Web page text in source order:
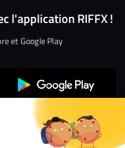
l'application RIFFX !
et Google Play